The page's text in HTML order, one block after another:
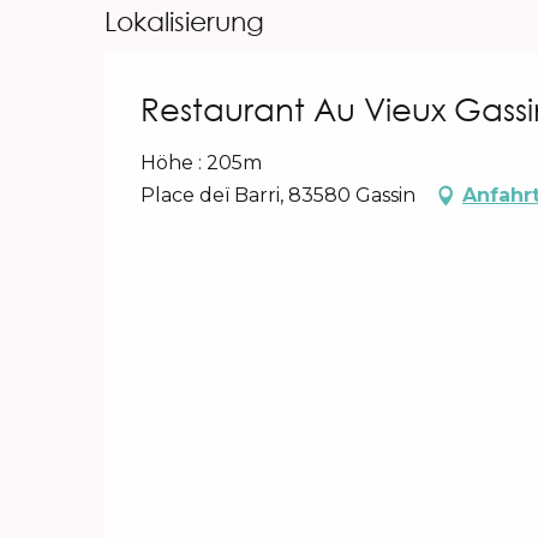
Lokalisierung
Restaurant Au Vieux
Höhe : 205m
Place deï Barri, 83580 Gassin